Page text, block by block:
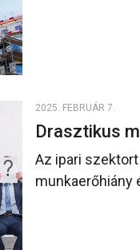
2025. FEBRUÁR 7.
Drasztikus
Az ipari
munkaerőhiány